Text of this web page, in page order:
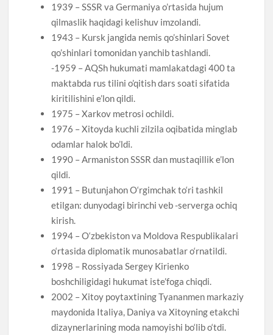
1939 – SSSR va Germaniya o’rtasida hujum
qilmaslik haqidagi kelishuv imzolandi.
1943 – Kursk jangida nemis qo’shinlari Sovet
qo’shinlari tomonidan yanchib tashlandi.
-1959 – AQSh hukumati mamlakatdagi 400 ta
maktabda rus tilini o’qitish dars soati sifatida
kiritilishini e’lon qildi.
1975 – Xarkov metrosi ochildi.
1976 – Xitoyda kuchli zilzila oqibatida minglab
odamlar halok bo’ldi.
1990 – Armaniston SSSR dan mustaqillik e’lon
qildi.
1991 – Butunjahon O‘rgimchak to‘ri tashkil
etilgan: dunyodagi birinchi veb -serverga ochiq
kirish.
1994 – O‘zbekiston va Moldova Respublikalari
o‘rtasida diplomatik munosabatlar o‘rnatildi.
1998 – Rossiyada Sergey Kirienko
boshchiligidagi hukumat iste’foga chiqdi.
2002 – Xitoy poytaxtining Tyananmen markaziy
maydonida Italiya, Daniya va Xitoyning etakchi
dizaynerlarining moda namoyishi bo‘lib o‘tdi.